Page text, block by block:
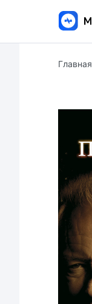
Главная